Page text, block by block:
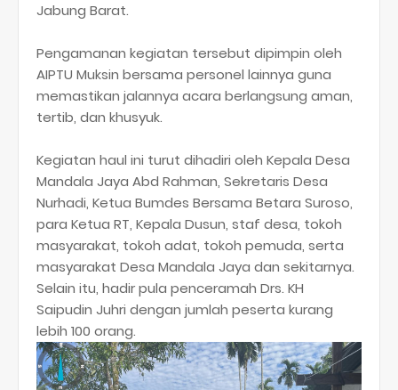
Jabung Barat.
Pengamanan kegiatan tersebut dipimpin oleh
AIPTU Muksin bersama personel lainnya guna
memastikan jalannya acara berlangsung aman,
tertib, dan khusyuk.
Kegiatan haul ini turut dihadiri oleh Kepala Desa
Mandala Jaya Abd Rahman, Sekretaris Desa
Nurhadi, Ketua Bumdes Bersama Betara Suroso,
para Ketua RT, Kepala Dusun, staf desa, tokoh
masyarakat, tokoh adat, tokoh pemuda, serta
masyarakat Desa Mandala Jaya dan sekitarnya.
Selain itu, hadir pula penceramah Drs. KH
Saipudin Juhri dengan jumlah peserta kurang
lebih 100 orang.